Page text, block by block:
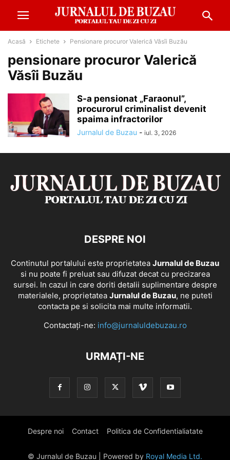
Acasă Etichete Pensionare procuror Valerică Văsîi Buzău
pensionare procuror Valerică
Văsîi Buzău
S-a pensionat „Faraonul”,
procurorul criminalist devenit
spaima infractorilor
Jurnalul de Buzau - iul. 3, 2026
DESPRE NOI
Continutul portalului este proprietatea Jurnalul de Buzau
si nu poate fi preluat sau difuzat decat cu precizarea
sursei. In cazul in care doriti detalii suplimentare despre
materialele, proprietatea Jurnalul de Buzau, ne puteti
contacta pe si solicita mai multe informatii.
Contactați-ne: info@jurnaluldebuzau.ro
URMAȚI-NE
Despre noi Contact Politica de Confidentialiatate
© Jurnalul de Buzau | Powered by Royal Media Ltd.